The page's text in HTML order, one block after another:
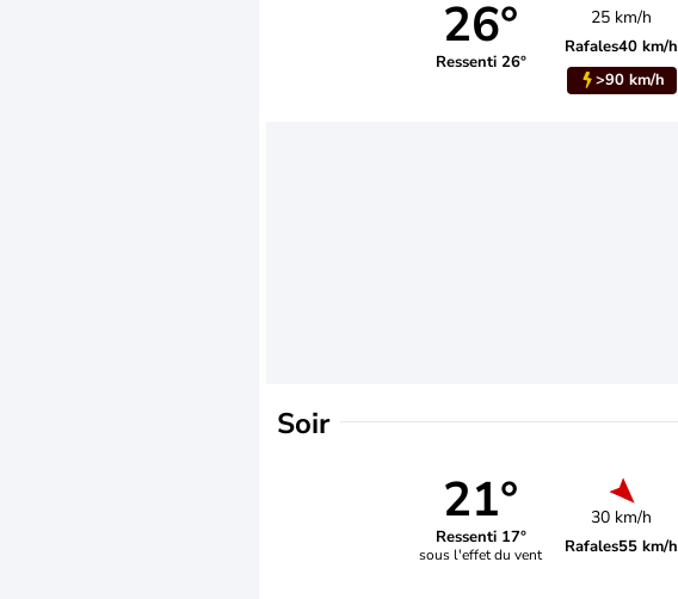
26°
Ressenti 26°
25 km/h
Rafales40 km/h
>90 km/h
Soir
21°
Ressenti 17°
sous l'effet du vent
30 km/h
Rafales55 km/h